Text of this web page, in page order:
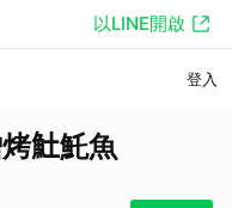
以LINE開啟
登入
𩵚魠魚